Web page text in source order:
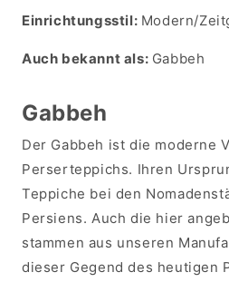
Einrichtungsstil: Modern/
Auch bekannt als: Gabbeh
Gabbeh
Der Gabbeh ist die moderne
Perserteppichs. Ihren
Teppiche bei den
Persiens. Auch die hier
stammen aus unseren
dieser Gegend des heutigen